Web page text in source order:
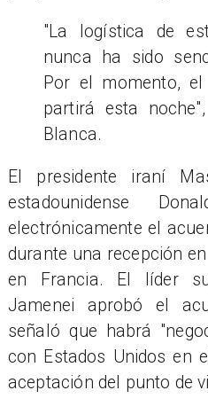
"La logística de
nunca ha sido
Por el momento, el
partirá esta
Blanca.
El presidente iraní
estadounidense
electrónicamente el
durante una recepción
en Francia. El líder
Jamenei aprobó el
señaló que habrá
con Estados Unidos en
aceptación del punto de